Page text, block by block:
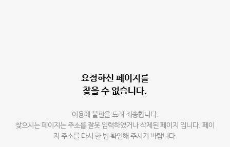
요청하신 페이지를
찾을 수 없습니다.
이용에 불편을 드려 죄송합니다.
찾으시는 페이지는 주소를 잘못 입력하였거나 삭제된 페이지 입니다. 페이
지 주소를 다시 한 번 확인해 주시기 바랍니다.